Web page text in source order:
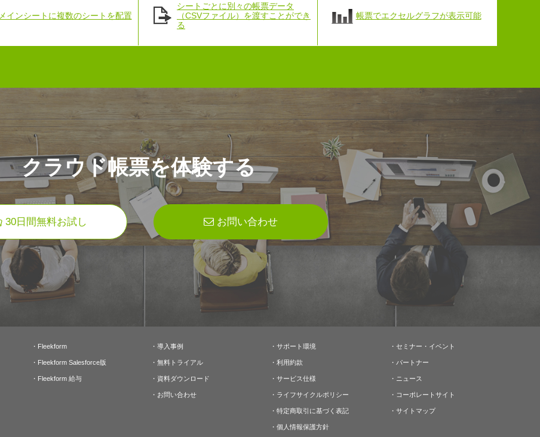
メインシートに複数のシートを配置
シートごとに別々の帳票データ
（CSVファイル）を渡すことができ
る
帳票でエクセルグラフが表示可能
クラウド帳票を体験する
30日間無料お試し お問い合わせ
・ Fleekform
・ Fleekform Salesforce版
・ Fleekform 給与
・ 導入事例
・ 無料トライアル
・ 資料ダウンロード
・ お問い合わせ
・ サポート環境
・ 利用約款
・ サービス仕様
・ ライフサイクルポリシー
・ 特定商取引に基づく表記
・ 個人情報保護方針
・ セミナー・イベント
・ パートナー
・ ニュース
・ コーポレートサイト
・ サイトマップ